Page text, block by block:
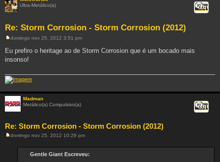
Ultra-Metálico(a)
Re: Storm Corrosion - Storm Corrosion (2012)
Citar
n
s
e
m
domingo nov 25, 2012 3:51 pm
Eu prefiro o heritage ao de Storm Corrosion que é um bocado mais
insonso!
Madman
Metálico(a) Compulsivo(a)
Re: Storm Corrosion - Storm Corrosion (2012)
Citar
domingo nov 25, 2012 10:29 pm
Gentle Giant Escreveu: